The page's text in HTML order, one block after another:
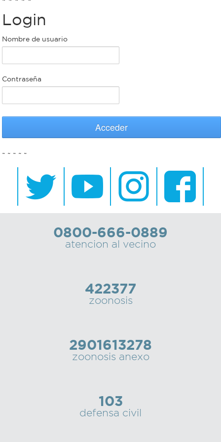
Bromatología
Rentas
Municipal
bondi
Recorrido
colectivos
Recarga
Personal
municipal
Login
Nombre de usuario
Contraseña
Acceder
~ ~ ~ ~ ~
0800-666-0889
atencion al vecino
422377
zoonosis
2901613278
zoonosis anexo
103
defensa civil